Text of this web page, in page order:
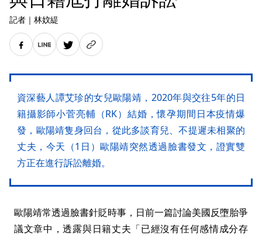
記者 ｜ 林妏緹
資深藝人譚艾珍的女兒歐陽靖，2020年與交往5年的日
籍攝影師小菅亮輔（RK）結婚，懷孕期間日本疫情爆
發，歐陽靖隻身回台，從此多談育兒、不提遲未相聚的
丈夫，今天（1日）歐陽靖突然透過臉書發文，證實雙
方正在進行訴訟離婚。
歐陽靖常透過臉書針貶時事，日前一篇討論美國反墮胎爭
議文章中，透露與日籍丈夫「已經沒有任何感情成分存